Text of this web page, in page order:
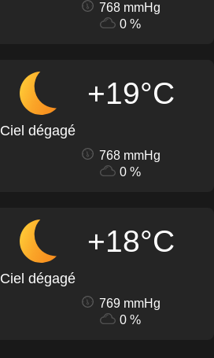
768 mmHg
0 %
+19°C
Ciel dégagé
768 mmHg
0 %
+18°C
Ciel dégagé
769 mmHg
0 %